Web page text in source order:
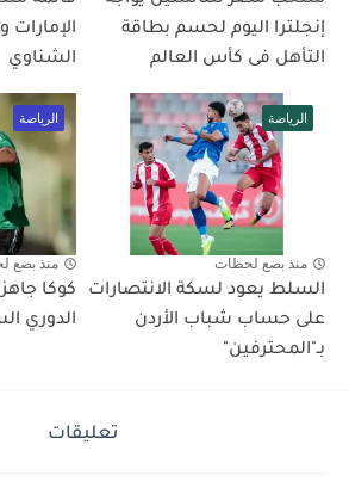
إنجلترا اليوم لحسم بطاقة
التأهل فى كأس العالم
الإمارات
الشناوي
الرياضة
منذ بضع لحظات
السلط يعود لسكة الانتصارات
على حساب شباب الأردن
بـ"المحترفين"
الرياضة
منذ بضع
كوكا
الدوري
تعليقات